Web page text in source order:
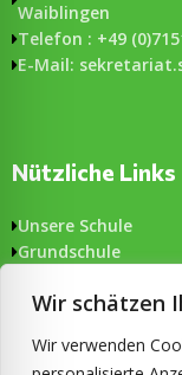
Wir schätzen
Wir verwenden
Waiblingen
Telefon : +49
E-Mail:
Nützliche Links
Unsere Schule
Grundschule
Aktuelles
Impressum &